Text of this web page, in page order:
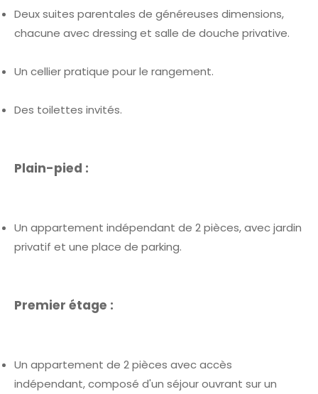
Deux suites parentales de généreuses dimensions,
chacune avec dressing et salle de douche privative.
Un cellier pratique pour le rangement.
Des toilettes invités.
Plain-pied :
Un appartement indépendant de 2 pièces, avec jardin
privatif et une place de parking.
Premier étage :
Un appartement de 2 pièces avec accès
indépendant, composé d'un séjour ouvrant sur un